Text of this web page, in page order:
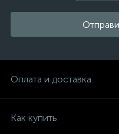
Оплата и доставка
Как купить